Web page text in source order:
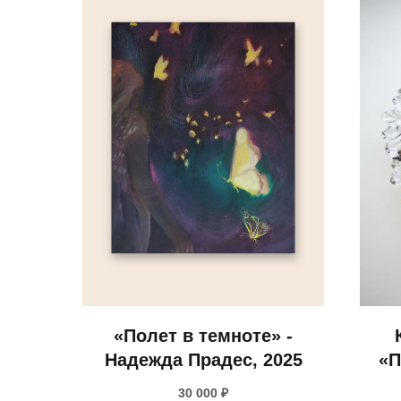
«Полет в темноте» -
Надежда Прадес, 2025
30 000 ₽